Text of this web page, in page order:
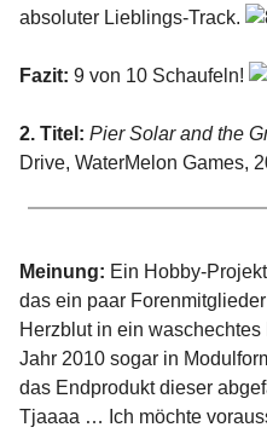
absoluter Lieblings-Track.
Fazit: 9 von 10 Schaufeln!
2. Titel: Pier Solar and the
Drive, WaterMelon Games,
Meinung: Ein Hobby-
das ein paar
Herzblut in ein
Jahr 2010 sogar in
das Endprodukt dieser
Tjaaaa … Ich möchte